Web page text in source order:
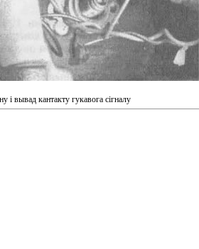
і вывад кантакту гукавога сігналу